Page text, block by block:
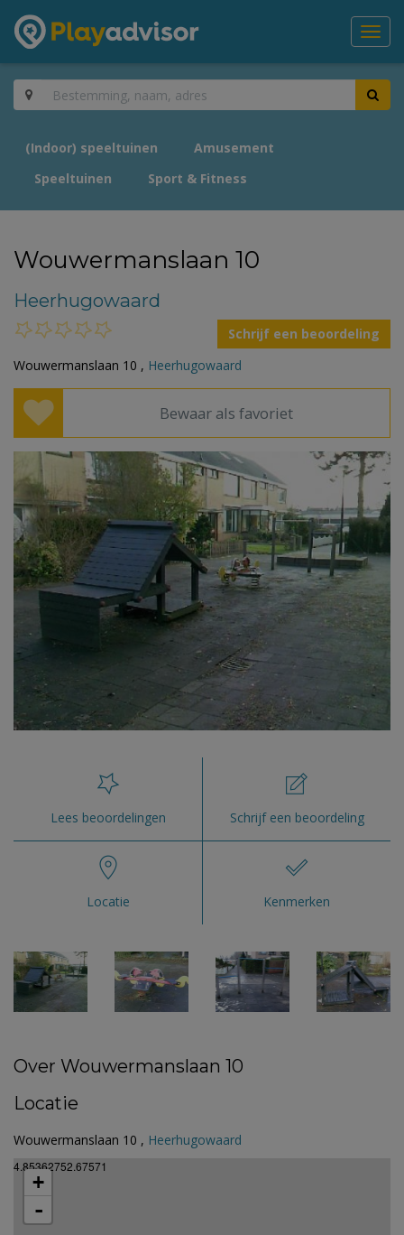
(Indoor) speeltuinen
Amusement
Speeltuinen
Sport & Fitness
Wouwermanslaan 10
Heerhugowaard
Schrijf een beoordeling
Wouwermanslaan 10 , Heerhugowaard
Bewaar als favoriet
Lees beoordelingen Schrijf een beoordeling
Locatie Kenmerken
Over Wouwermanslaan 10
Locatie
Wouwermanslaan 10 , Heerhugowaard
4.85362752.67571
+
-